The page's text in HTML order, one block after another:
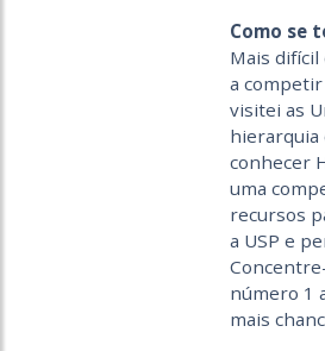
Como se
Mais
a
visitei as
hierarquia
conhecer
uma
recursos
a USP e
número 1
mais